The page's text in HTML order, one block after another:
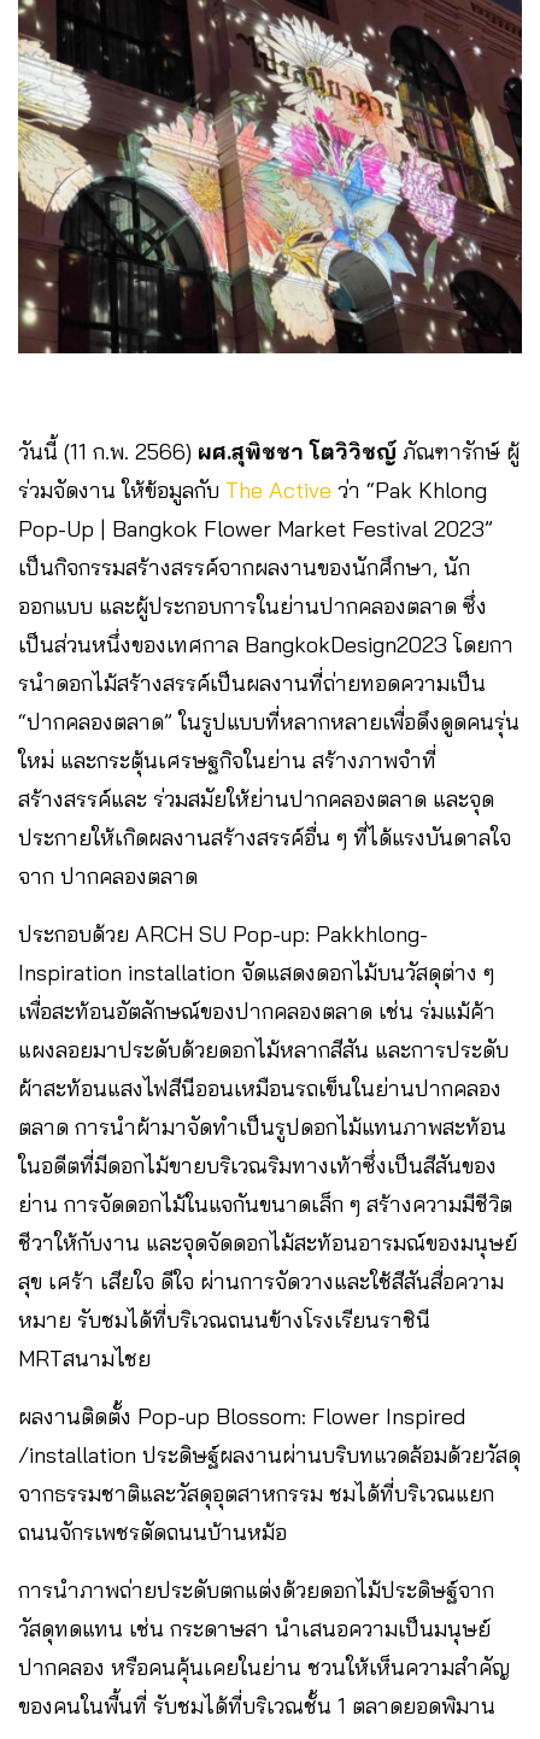
วันนี้ (11 ก.พ. 2566) ผศ.สุพิชชา โตวิวิชญ์ ภัณฑารักษ์ ผู้
ร่วมจัดงาน ให้ข้อมูลกับ The Active ว่า “Pak Khlong
Pop-Up | Bangkok Flower Market Festival 2023”
เป็นกิจกรรมสร้างสรรค์จากผลงานของนักศึกษา, นัก
ออกแบบ และผู้ประกอบการในย่านปากคลองตลาด ซึ่ง
เป็นส่วนหนึ่งของเทศกาล BangkokDesign2023 โดยกา
รนําดอกไม้สร้างสรรค์เป็นผลงานที่ถ่ายทอดความเป็น
“ปากคลองตลาด” ในรูปแบบที่หลากหลายเพื่อดึงดูดคนรุ่น
ใหม่ และกระตุ้นเศรษฐกิจในย่าน สร้างภาพจําที่
สร้างสรรค์และ ร่วมสมัยให้ย่านปากคลองตลาด และจุด
ประกายให้เกิดผลงานสร้างสรรค์อื่น ๆ ที่ได้แรงบันดาลใจ
จาก ปากคลองตลาด
ประกอบด้วย ARCH SU Pop-up: Pakkhlong-
Inspiration installation จัดแสดงดอกไม้บนวัสดุต่าง ๆ
เพื่อสะท้อนอัตลักษณ์ของปากคลองตลาด เช่น ร่มแม้ค้า
แผงลอยมาประดับด้วยดอกไม้หลากสีสัน และการประดับ
ผ้าสะท้อนแสงไฟสีนีออนเหมือนรถเข็นในย่านปากคลอง
ตลาด การนำผ้ามาจัดทำเป็นรูปดอกไม้แทนภาพสะท้อน
ในอดีตที่มีดอกไม้ขายบริเวณริมทางเท้าซึ่งเป็นสีสันของ
ย่าน การจัดดอกไม้ในแจกันขนาดเล็ก ๆ สร้างความมีชีวิต
ชีวาให้กับงาน และจุดจัดดอกไม้สะท้อนอารมณ์ของมนุษย์
สุข เศร้า เสียใจ ดีใจ ผ่านการจัดวางและใช้สีสันสื่อความ
หมาย รับชมได้ที่บริเวณถนนข้างโรงเรียนราชินี
MRTสนามไชย
ผลงานติดตั้ง Pop-up Blossom: Flower Inspired
/installation ประดิษฐ์ผลงานผ่านบริบทแวดล้อมด้วยวัสดุ
จากธรรมชาติและวัสดุอุตสาหกรรม ชมได้ที่บริเวณแยก
ถนนจักรเพชรตัดถนนบ้านหม้อ
การนำภาพถ่ายประดับตกแต่งด้วยดอกไม้ประดิษฐ์จาก
วัสดุทดแทน เช่น กระดาษสา นำเสนอความเป็นมนุษย์
ปากคลอง หรือคนคุ้นเคยในย่าน ชวนให้เห็นความสำคัญ
ของคนในพื้นที่ รับชมได้ที่บริเวณชั้น 1 ตลาดยอดพิมาน